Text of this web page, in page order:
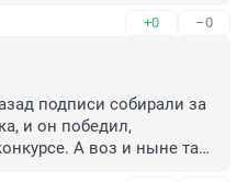
+0 –0
подписи собирали за
и он победил,
А воз и ныне там,